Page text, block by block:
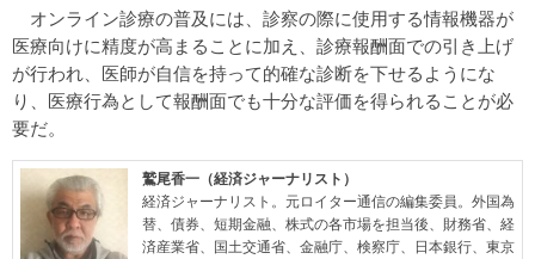
オンライン診療の普及には、診察の際に使用する情報機器が
医療向けに精度が高まることに加え、診療報酬面での引き上げ
が行われ、医師が自信を持って的確な診断を下せるようにな
り、医療行為として報酬面でも十分な評価を得られることが必
要だ。
鷲尾香一（経済ジャーナリスト）
経済ジャーナリスト。元ロイター通信の編集委員。外国為
替、債券、短期金融、株式の各市場を担当後、財務省、経
済産業省、国土交通省、金融庁、検察庁、日本銀行、東京